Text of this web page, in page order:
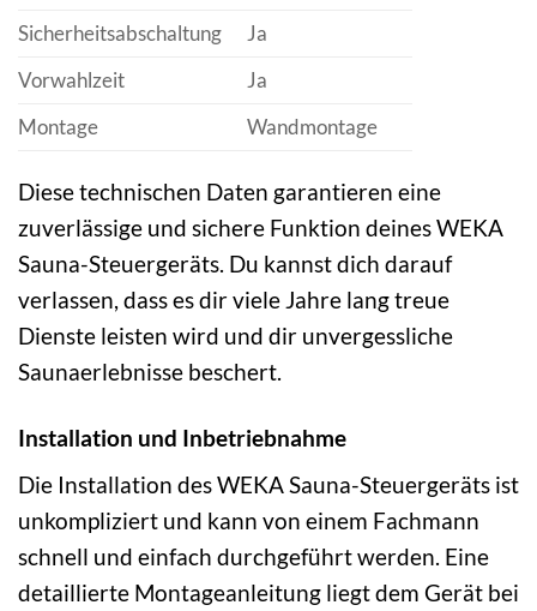
Sicherheitsabschaltung
Ja
Vorwahlzeit
Ja
Montage
Wandmontage
Diese technischen Daten garantieren eine
zuverlässige und sichere Funktion deines WEKA
Sauna-Steuergeräts. Du kannst dich darauf
verlassen, dass es dir viele Jahre lang treue
Dienste leisten wird und dir unvergessliche
Saunaerlebnisse beschert.
Installation und Inbetriebnahme
Die Installation des WEKA Sauna-Steuergeräts ist
unkompliziert und kann von einem Fachmann
schnell und einfach durchgeführt werden. Eine
detaillierte Montageanleitung liegt dem Gerät bei